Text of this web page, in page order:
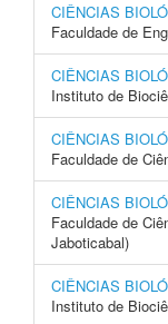
CIÊNCIAS
Faculdade de
CIÊNCIAS
Instituto de
CIÊNCIAS
Faculdade de
CIÊNCIAS
Faculdade de
Jaboticabal)
CIÊNCIAS
Instituto de